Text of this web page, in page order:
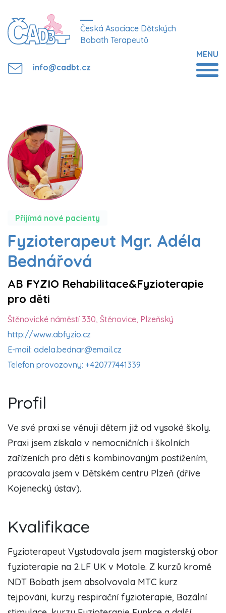
Česká Asociace Dětských
Bobath Terapeutů
info@cadbt.cz
MENU
Přijímá nové pacienty
Fyzioterapeut Mgr. Adéla
Bednářová
AB FYZIO Rehabilitace&Fyzioterapie
pro děti
Štěnovické náměstí 330, Štěnovice, Plzeňský
http://www.abfyzio.cz
E-mail: adela.bednar@email.cz
Telefon provozovny: +420777441339
Profil
Ve své praxi se věnuji dětem již od vysoké školy.
Praxi jsem získala v nemocničních i školních
zařízeních pro děti s kombinovaným postižením,
pracovala jsem v Dětském centru Plzeň (dříve
Kojenecký ústav).
Kvalifikace
Fyzioterapeut Vystudovala jsem magisterský obor
fyzioterapie na 2.LF UK v Motole. Z kurzů kromě
NDT Bobath jsem absolvovala MTC kurz
tejpováni, kurzy respirační fyzioterapie, Bazální